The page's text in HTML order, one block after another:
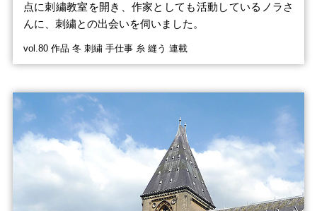
点に刺繍教室を開き、作家としても活動しているノラさ
んに、刺繍との出会いを伺いました。
vol.80 作品 冬 刺繍 手仕事 糸 縫う 連載